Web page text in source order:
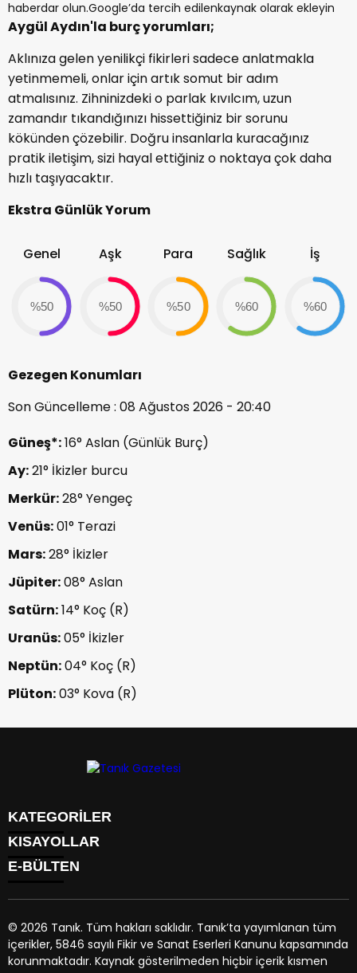
haberdar olun.Google’da tercih edilenkaynak olarak ekleyin
Aygül Aydın'la burç yorumları;
Aklınıza gelen yenilikçi fikirleri sadece anlatmakla
yetinmemeli, onlar için artık somut bir adım
atmalısınız. Zihninizdeki o parlak kıvılcım, uzun
zamandır tıkandığınızı hissettiğiniz bir sorunu
kökünden çözebilir. Doğru insanlarla kuracağınız
pratik iletişim, sizi hayal ettiğiniz o noktaya çok daha
hızlı taşıyacaktır.
Ekstra Günlük Yorum
Genel
%50
Aşk
%50
Para
%50
Sağlık
%60
İş
%60
Gezegen Konumları
Son Güncelleme : 08 Ağustos 2026 - 20:40
Güneş*:16° Aslan (Günlük Burç)
Ay:21° İkizler burcu
Merkür:28° Yengeç
Venüs:01° Terazi
Mars:28° İkizler
Jüpiter:08° Aslan
Satürn:14° Koç (R)
Uranüs:05° İkizler
Neptün:04° Koç (R)
Plüton:03° Kova (R)
KATEGORİLER
GÜNDEM
EKONOMİ
SİYASET
YAŞAM
BİYOGRAFİLER
KISAYOLLAR
HAVA DURUMU
TRAFİK DURUMU
PUAN DURUMU
PİYASALAR
E-BÜLTEN
tanik.nete-bültenine abone olarak, tarafınıza haber, duyuru
ve kampanya içerikli e-postaların gönderilmesini kabul etmiş
© 2026 Tanık. Tüm hakları saklıdır. Tanık’ta yayımlanan tüm
içerikler, 5846 sayılı Fikir ve Sanat Eserleri Kanunu kapsamında
korunmaktadır. Kaynak gösterilmeden hiçbir içerik kısmen